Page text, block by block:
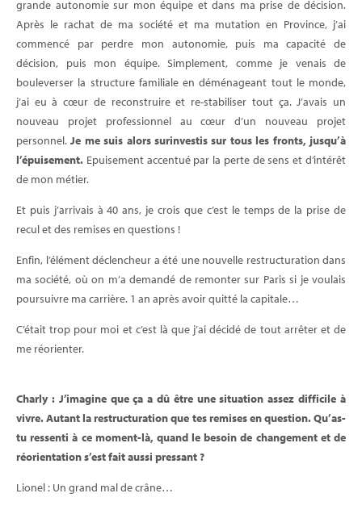
grande autonomie sur mon équipe et dans ma prise de décision.
Après le rachat de ma société et ma mutation en Province, j’ai
commencé par perdre mon autonomie, puis ma capacité de
décision, puis mon équipe. Simplement, comme je venais de
bouleverser la structure familiale en déménageant tout le monde,
j’ai eu à cœur de reconstruire et re-stabiliser tout ça. J’avais un
nouveau projet professionnel au cœur d’un nouveau projet
personnel.Je me suis alors surinvestis sur tous les fronts, jusqu’à
l’épuisement. Epuisement accentué par la perte de sens et d’intérêt
de mon métier.
Et puis j’arrivais à 40 ans, je crois que c’est le temps de la prise de
recul et des remises en questions !
Enfin, l’élément déclencheur a été une nouvelle restructuration dans
ma société, où on m’a demandé de remonter sur Paris si je voulais
poursuivre ma carrière. 1 an après avoir quitté la capitale…
C’était trop pour moi et c’est là que j’ai décidé de tout arrêter et de
me réorienter.
Charly : J’imagine que ça a dû être une situation assez difficile à
vivre. Autant la restructuration que tes remises en question. Qu’as-
tu ressenti à ce moment-là, quand le besoin de changement et de
réorientation s’est fait aussi pressant ?
Lionel : Un grand mal de crâne…